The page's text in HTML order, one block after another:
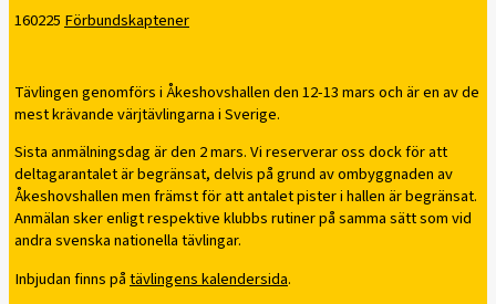
160225Förbundskaptener
Tävlingen genomförs i Åkeshovshallen den 12-13 mars och är en av de
mest krävande värjtävlingarna i Sverige.
Sista anmälningsdag är den 2 mars. Vi reserverar oss dock för att
deltagarantalet är begränsat, delvis på grund av ombyggnaden av
Åkeshovshallen men främst för att antalet pister i hallen är begränsat.
Anmälan sker enligt respektive klubbs rutiner på samma sätt som vid
andra svenska nationella tävlingar.
Inbjudan finns påtävlingens kalendersida.